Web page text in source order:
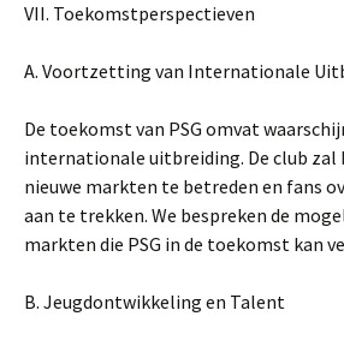
VII. Toekomstperspectieven
A. Voortzetting van Internationale
De toekomst van PSG omvat
internationale uitbreiding. De club zal
nieuwe markten te betreden en fans
aan te trekken. We bespreken de
markten die PSG in de toekomst kan
B. Jeugdontwikkeling en Talent